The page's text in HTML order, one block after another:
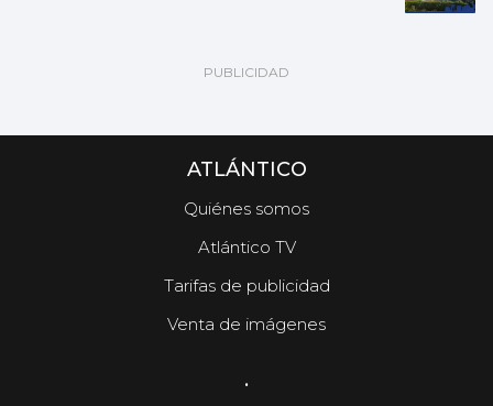
ATLÁNTICO
Quiénes somos
Atlántico TV
Tarifas de publicidad
Venta de imágenes
.